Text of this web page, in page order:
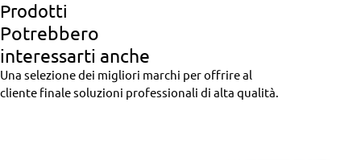
Prodotti
Potrebbero
interessarti anche
Una selezione dei migliori marchi per offrire al
cliente finale soluzioni professionali di alta qualità.